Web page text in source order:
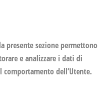
presente sezione permettono
e analizzare i dati di
dell’Utente.